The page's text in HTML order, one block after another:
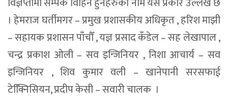
। हेमराज घर्तीमगर – प्रमुख प्रशासकीय अधिकृत , हरिश माझी
– सहायक प्रशासन पाँचौँ , यज्ञ प्रसाद कँडेल – सह लेखापाल ,
चन्द्र प्रकाश ओली – सव इन्जिनियर , निशा आचार्य – सव
इन्जिनियर , शिव कुमार वली – खानेपानी सरसफाई
टेक्नििसियन, प्रदीप केसी – सवारी चालक ।